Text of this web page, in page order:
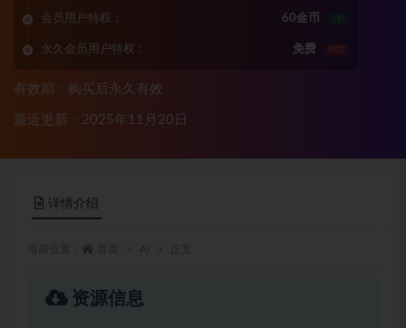
会员用户特权： 60金币 5折
永久会员用户特权： 免费 推荐
有效期：购买后永久有效
最近更新：2025年11月20日
详情介绍
资源信息